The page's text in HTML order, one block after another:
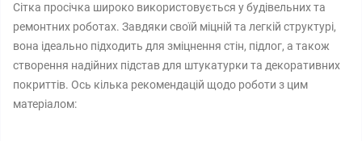
Сітка просічка широко використовується у будівельних та
ремонтних роботах. Завдяки своїй міцній та легкій структурі,
вона ідеально підходить для зміцнення стін, підлог, а також
створення надійних підстав для штукатурки та декоративних
покриттів. Ось кілька рекомендацій щодо роботи з цим
матеріалом: